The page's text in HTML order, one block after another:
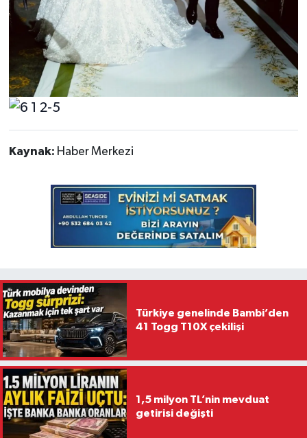
Kaynak: Haber Merkezi
Türkiye genelinde Bambi’den
41 Togg T10X çekilişi
1,5 milyon TL’nin mevduat
getirisi değişti